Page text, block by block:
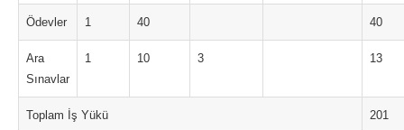
Ödevler 1 40 40
Ara
Sınavlar
1 10 3 13
Toplam İş Yükü 201